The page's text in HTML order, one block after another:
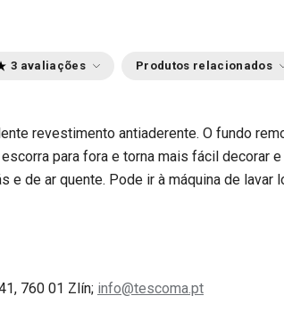
3 avaliações Produtos relacionados
revestimento antiaderente. O fundo
para fora e torna mais fácil decorar
e de ar quente. Pode ir à máquina de lavar
760 01 Zlín; info@tescoma.pt